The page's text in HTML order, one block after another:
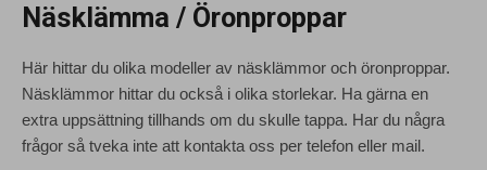
Näsklämma / Öronproppar
Här hittar du olika modeller av näsklämmor och öronproppar.
Näsklämmor hittar du också i olika storlekar. Ha gärna en
extra uppsättning tillhands om du skulle tappa. Har du några
frågor så tveka inte att kontakta oss per telefon eller mail.